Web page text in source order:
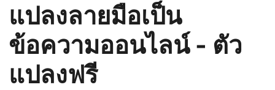
า
ง
แปลงลายมือเป็น
ข้อความออนไลน์ - ตัว
แปลงฟรี